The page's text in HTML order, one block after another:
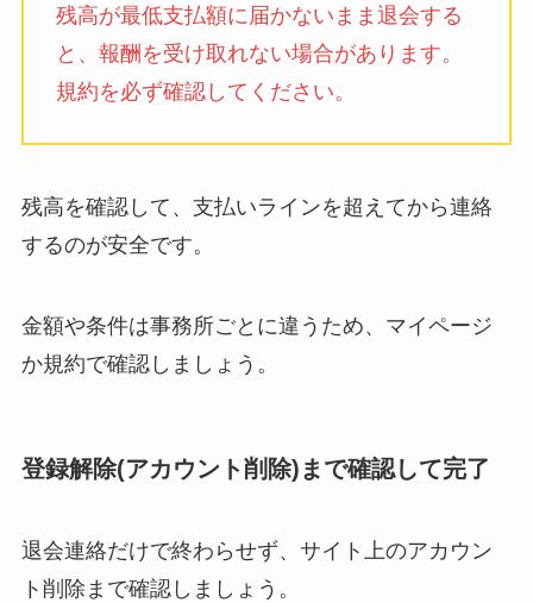
残高が最低支払額に届かないまま退会する
と、報酬を受け取れない場合があります。
規約を必ず確認してください。
残高を確認して、支払いラインを超えてから連絡
するのが安全です。
金額や条件は事務所ごとに違うため、マイページ
か規約で確認しましょう。
登録解除(アカウント削除)まで確認して完了
退会連絡だけで終わらせず、サイト上のアカウン
ト削除まで確認しましょう。